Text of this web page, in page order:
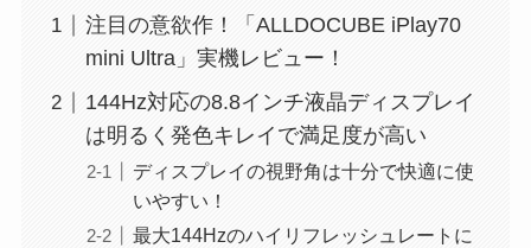
注目の意欲作！「ALLDOCUBE iPlay70
mini Ultra」実機レビュー！
144Hz対応の8.8インチ液晶ディスプレイ
は明るく発色キレイで満足度が高い
ディスプレイの視野角は十分で快適に使
いやすい！
最大144Hzのハイリフレッシュレートに